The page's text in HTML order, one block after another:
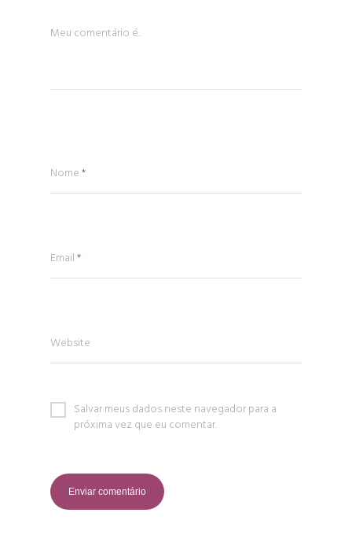
Meu comentário é..
Nome*
Email*
Website
Salvar meus dados neste navegador para a
próxima vez que eu comentar.